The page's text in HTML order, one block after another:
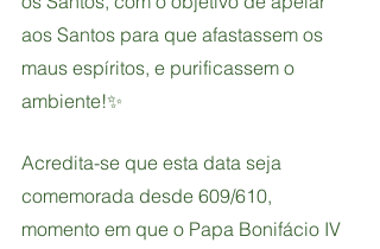
aos Santos para que afastassem os
maus espíritos, e purificassem o
ambiente!✨
Acredita-se que esta data seja
comemorada desde 609/610,
momento em que o Papa Bonifácio IV